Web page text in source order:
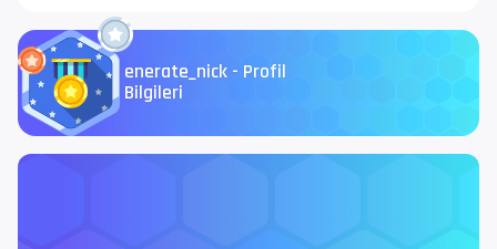
enerate_nick - Profil
Bilgileri